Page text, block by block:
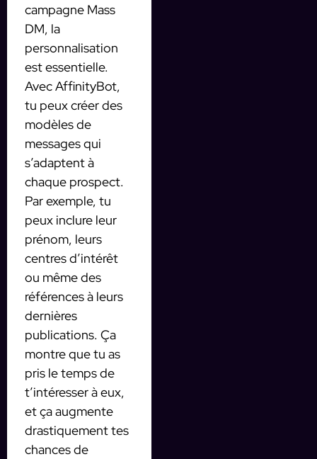
campagne Mass
DM, la
personnalisation
est essentielle.
Avec AffinityBot,
tu peux créer des
modèles de
messages qui
s’adaptent à
chaque prospect.
Par exemple, tu
peux inclure leur
prénom, leurs
centres d’intérêt
ou même des
références à leurs
dernières
publications. Ça
montre que tu as
pris le temps de
t’intéresser à eux,
et ça augmente
drastiquement tes
chances de